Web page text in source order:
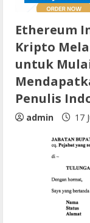
Ethereum
Kripto
untuk
Penulis
admin 17